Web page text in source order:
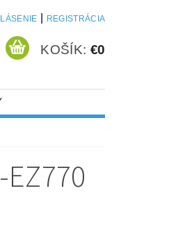
REGISTRÁCIA
KOŠÍK: €0
EZ770